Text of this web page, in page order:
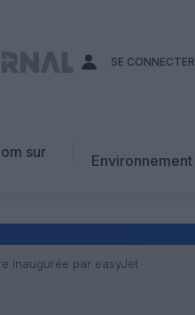
SE CONNECTER
sur
d’expert
Environnement
inaugurée par easyJet